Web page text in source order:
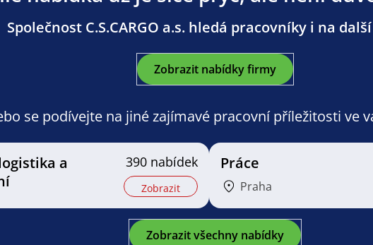
Společnost C.S.CARGO a.s. hledá pracovníky i na
Zobrazit nabídky firmy
se podívejte na jiné zajímavé pracovní příležitosti ve
a
390 nabídek
Zobrazit
Práce
Praha
Zobrazit všechny nabídky